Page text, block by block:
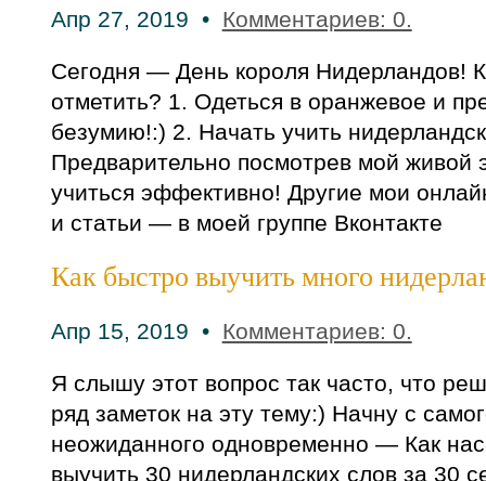
Апр 27, 2019 • Комментариев: 0.
Сегодня — День короля Нидерландов!
отметить? 1. Одеться в оранжевое и
безумию!:) 2. Начать учить
Предварительно посмотрев мой живой
учиться эффективно! Другие мои
и статьи — в моей группе Вконтакте
Как быстро выучить много
Апр 15, 2019 • Комментариев: 0.
Я слышу этот вопрос так часто, что
ряд заметок на эту тему:) Начну с
неожиданного одновременно — Как
выучить 30 нидерландских слов за 30